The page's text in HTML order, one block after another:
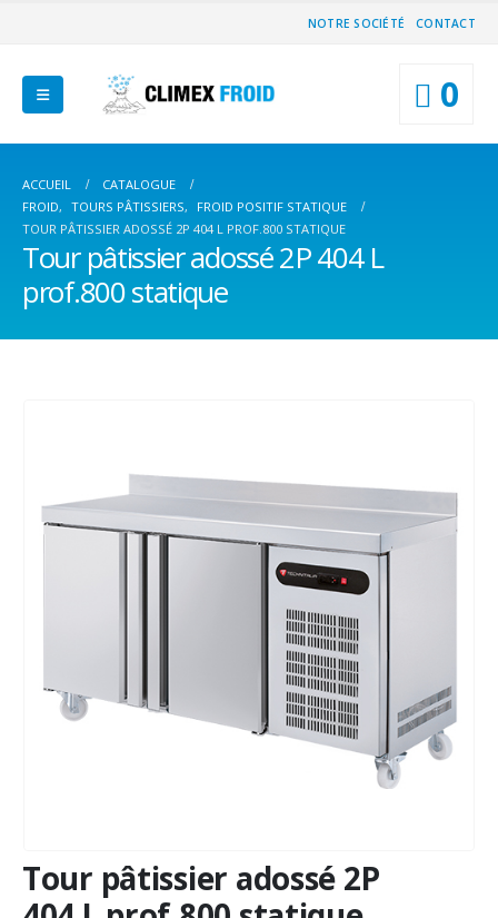
NOTRE SOCIÉTÉ CONTACT
0
ACCUEIL
CATALOGUE
FROID, TOURS PÂTISSIERS,
FROID POSITIF STATIQUE
TOUR PÂTISSIER ADOSSÉ 2P 404 L PROF.800 STATIQUE
Tour pâtissier adossé 2P 404 L
prof.800 statique
Tour pâtissier adossé 2P